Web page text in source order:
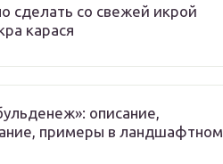
сделать со свежей икрой
карася
описание,
примеры в ландшафтном